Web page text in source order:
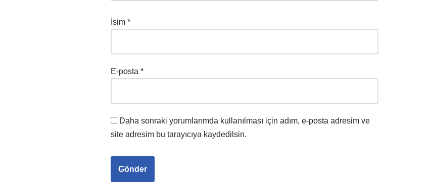
İsim *
E-posta *
Daha sonraki yorumlarımda kullanılması için adım, e-posta adresim ve
site adresim bu tarayıcıya kaydedilsin.